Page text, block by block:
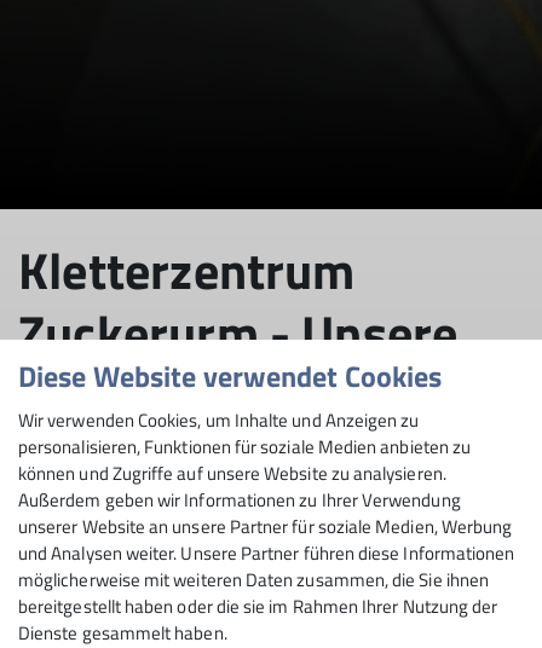
Kletterzentrum
Zuckerurm - Unsere
Hallen- und
Kletterregeln
02.06.2025
2025 Aus der Sektion
Diese Website verwendet Cookies
Wir verwenden Cookies, um Inhalte und Anzeigen zu
personalisieren, Funktionen für soziale Medien anbieten zu
können und Zugriffe auf unsere Website zu analysieren.
Außerdem geben wir Informationen zu Ihrer Verwendung
unserer Website an unsere Partner für soziale Medien, Werbung
und Analysen weiter. Unsere Partner führen diese Informationen
möglicherweise mit weiteren Daten zusammen, die Sie ihnen
bereitgestellt haben oder die sie im Rahmen Ihrer Nutzung der
Dienste gesammelt haben.